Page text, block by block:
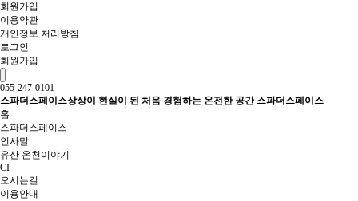
회원가입
이용약관
개인정보 처리방침
로그인
회원가입
055-247-0101
스파더스페이스상상이 현실이 된 처음 경험하는 온전한 공간 스파더스페이스
홈
스파더스페이스
인사말
유산 온천이야기
CI
오시는길
이용안내